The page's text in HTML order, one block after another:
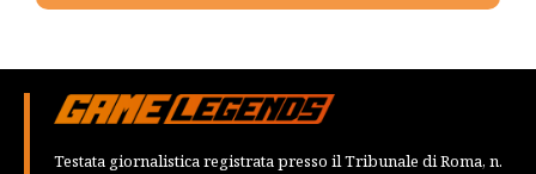
Testata giornalistica registrata presso il Tribunale di Roma, n.